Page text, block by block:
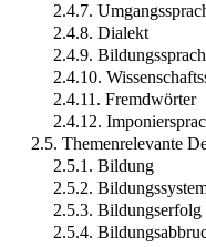
2.4.7.
2.4.8. Dialekt
2.4.9.
2.4.10.
2.4.11. Fremdwörter
2.4.12.
2.5. Themenrelevante
2.5.1. Bildung
2.5.2.
2.5.3. Bildungserfolg
2.5.4.